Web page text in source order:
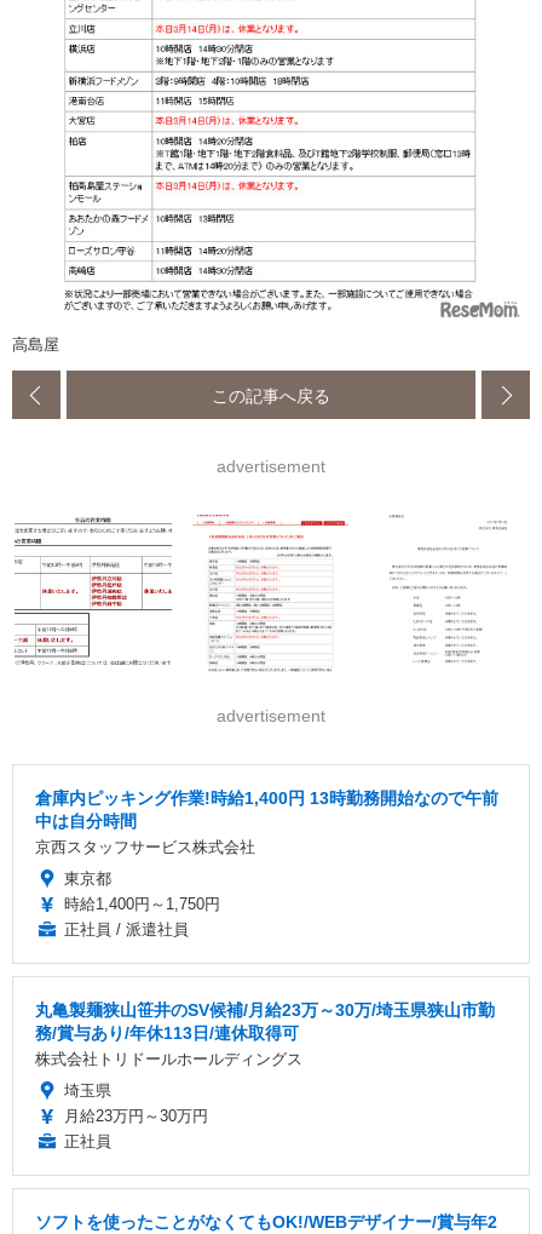
高島屋
この記事へ戻る
advertisement
advertisement
倉庫内ピッキング作業!時給1,400円 13時勤務開始なので午前
中は自分時間
京西スタッフサービス株式会社
東京都
時給1,400円～1,750円
正社員 / 派遣社員
丸亀製麺狭山笹井のSV候補/月給23万～30万/埼玉県狭山市勤
務/賞与あり/年休113日/連休取得可
株式会社トリドールホールディングス
埼玉県
月給23万円～30万円
正社員
ソフトを使ったことがなくてもOK!/WEBデザイナー/賞与年2